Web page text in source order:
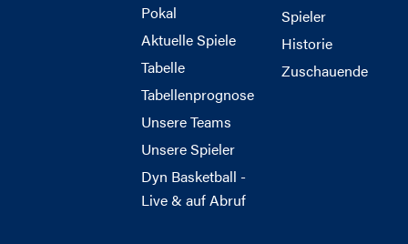
Pokal
Aktuelle Spiele
Tabelle
Tabellenprognose
Unsere Teams
Unsere Spieler
Dyn Basketball -
Live & auf Abruf
Spieler
Historie
Zuschauende